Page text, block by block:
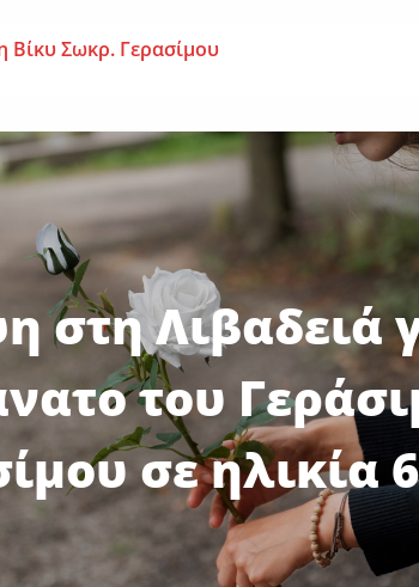
Βίκυ Σωκρ. Γερασίμου
– Επεσε από τη σκαλωσιά
Ευπραξία (Κουκουλούδη)
σε ηλικία...
στη Λιβαδειά
του
σε ηλικία